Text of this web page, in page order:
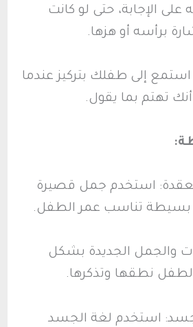
الإجابة، حتى لو كانت
برأسه أو هزها.
استمع إلى طفلك بتركيز عندما
تهتم بما يقول.
استخدم جمل قصيرة
بسيطة تناسب عمر الطفل.
والجمل الجديدة بشكل
نطقها وتذكرها.
استخدم لغة الجسد